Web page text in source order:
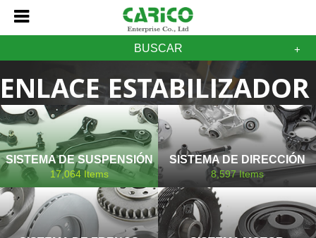
BUSCAR
ENLACE ESTABILIZADOR
CHRYSLER
SISTEMA DE SUSPENSIÓN
17,064Items
SISTEMA DE DIRECCIÓN
8,597Items